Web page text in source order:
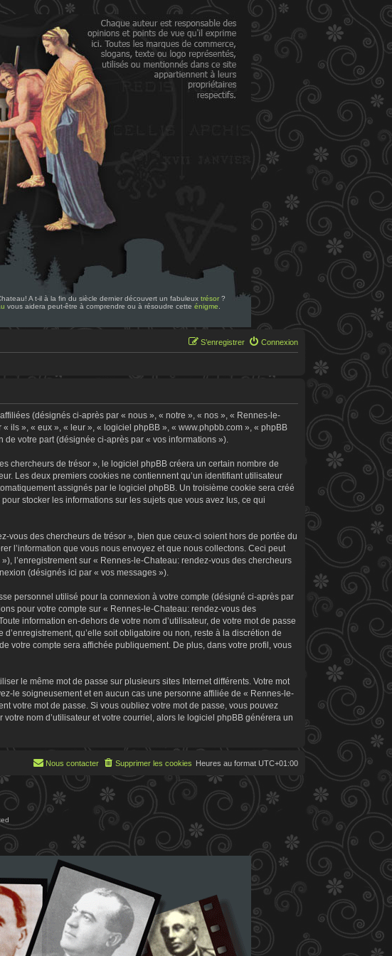
A t-il à la fin du siècle dernier découvert un fabuleux trésor ?
vous aidera peut-être à comprendre ou à résoudre cette énigme
Connexion
S’enregistrer
(désignés ci-après par « nous », « notre », « nos », « Rennes-le-
ils », « eux », « leur », « logiciel phpBB », « www.phpbb.com », « phpBB
de votre part (désignée ci-après par « vos informations »).
chercheurs de trésor », le logiciel phpBB créera un certain nombre de
Les deux premiers cookies ne contiennent qu’un identifiant utilisateur
assignés par le logiciel phpBB. Un troisième cookie sera créé
stocker les informations sur les sujets que vous avez lus, ce qui
des chercheurs de trésor », bien que ceux-ci soient hors de portée du
l’information que vous nous envoyez et que nous collectons. Ceci peut
l’enregistrement sur « Rennes-le-Chateau: rendez-vous des chercheurs
(désignés ici par « vos messages »).
personnel utilisé pour la connexion à votre compte (désigné ci-après par
pour votre compte sur « Rennes-le-Chateau: rendez-vous des
information en-dehors de votre nom d’utilisateur, de votre mot de passe
qu’elle soit obligatoire ou non, reste à la discrétion de
votre compte sera affichée publiquement. De plus, dans votre profil, vous
le même mot de passe sur plusieurs sites Internet différents. Votre mot
le soigneusement et en aucun cas une personne affiliée de « Rennes-le-
votre mot de passe. Si vous oubliez votre mot de passe, vous pouvez
nom d’utilisateur et votre courriel, alors le logiciel phpBB générera un
Heures au format UTC+01:00
Supprimer les cookies
Nous contacter